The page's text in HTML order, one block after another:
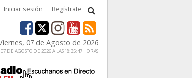
Iniciar sesión Regístrate
07 de Agosto de 2026
DE AGOSTO DE 2026 A LAS 18:35:47 HORAS